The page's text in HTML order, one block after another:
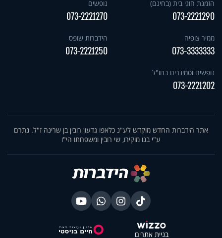
הזמנת חוגי בית (בחינם)
073-2221290
נופשים
073-2221270
ממיר צופיה
073-3333333
הידברות שופס
073-2221250
נופשים וסמינרים בחו"ל
073-2221202
אתר הידברות החדש מוקדש לע"נ כלאפו גדעון רובין בן שרינה ז"ל. נתרם
ע"י בנו מוקירו, שי רובין ומשפחתו הי"ו
בניית אתרים